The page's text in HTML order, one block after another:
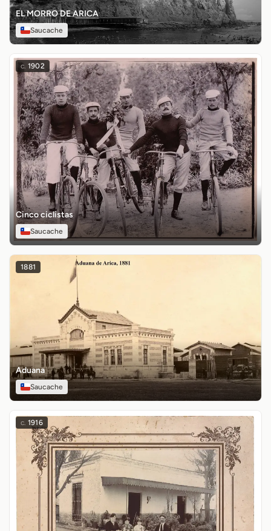
EL MORRO DE ARICA
Saucache
c. 1902
Cinco ciclistas
Saucache
1881
Aduana
Saucache
c. 1916